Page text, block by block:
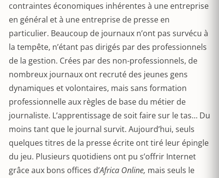
contraintes économiques inhérentes à une entreprise
en général et à une entreprise de presse en
particulier. Beaucoup de journaux n’ont pas survécu à
la tempête, n’étant pas dirigés par des professionnels
de la gestion. Crées par des non-professionnels, de
nombreux journaux ont recruté des jeunes gens
dynamiques et volontaires, mais sans formation
professionnelle aux règles de base du métier de
journaliste. L’apprentissage de soit faire sur le tas… Du
moins tant que le journal survit. Aujourd’hui, seuls
quelques titres de la presse écrite ont tiré leur épingle
du jeu. Plusieurs quotidiens ont pu s’offrir Internet
grâce aux bons offices d’Africa Online, mais seuls le